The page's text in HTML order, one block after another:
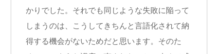
かりでした。それでも同じような失敗に陥って
しまうのは、こうしてきちんと言語化されて納
得する機会がないためだと思います。そのた